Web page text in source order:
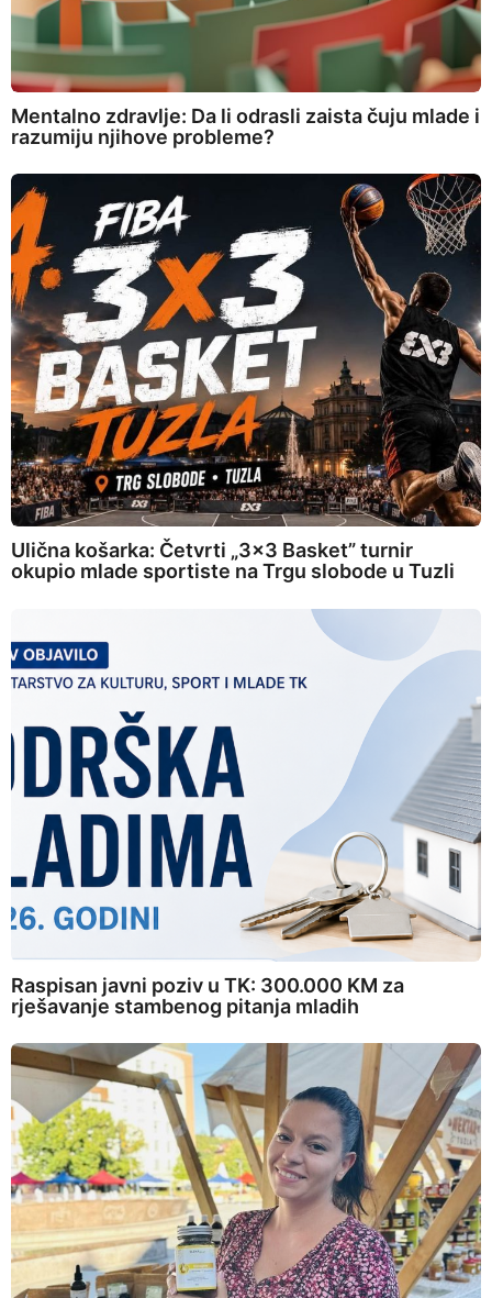
Mentalno zdravlje: Da li odrasli zaista čuju mlade i
razumiju njihove probleme?
Ulična košarka: Četvrti „3×3 Basket” turnir
okupio mlade sportiste na Trgu slobode u Tuzli
Raspisan javni poziv u TK: 300.000 KM za
rješavanje stambenog pitanja mladih